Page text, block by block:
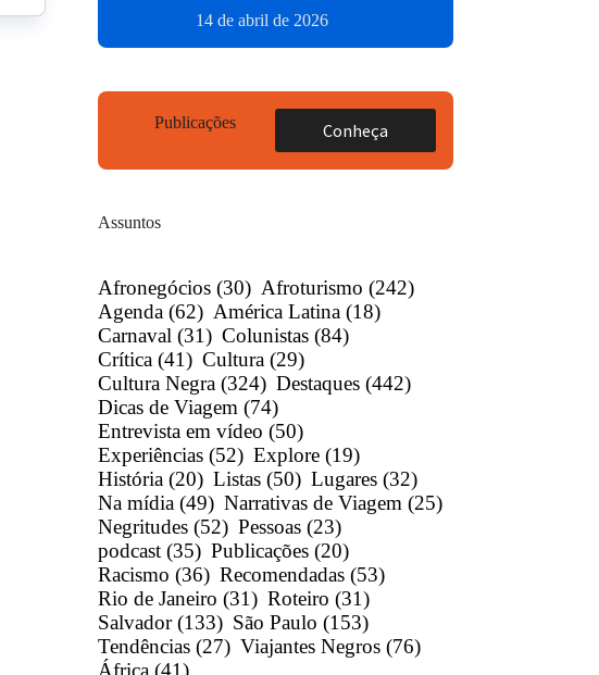
14 de abril de 2026
Publicações Conheça
Assuntos
Afronegócios (30) Afroturismo (242)
Agenda (62) América Latina (18)
Carnaval (31) Colunistas (84)
Crítica (41) Cultura (29)
Cultura Negra (324) Destaques (442)
Dicas de Viagem (74)
Entrevista em vídeo (50)
Experiências (52) Explore (19)
História (20) Listas (50) Lugares (32)
Na mídia (49) Narrativas de Viagem (25)
Negritudes (52) Pessoas (23)
podcast (35) Publicações (20)
Racismo (36) Recomendadas (53)
Rio de Janeiro (31) Roteiro (31)
Salvador (133) São Paulo (153)
Tendências (27) Viajantes Negros (76)
África (41)